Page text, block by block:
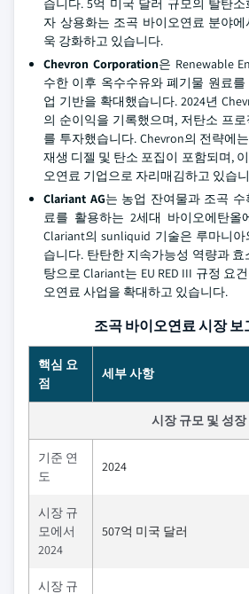
습니다. 5억 미국 달러 규모의 탈탄
자 상용화는 조곡 바이오연료 분야에
욱 강화하고 있습니다.
Chevron Corporation은 Renewable
수한 이후 옥수수유와 폐기물 원료
업 기반을 확대했습니다. 2024년
의 순이익을 기록했으며, 저탄소 프
를 투자했습니다. Chevron의 전략에
재생 디젤 및 탄소 포집이 포함되며,
오연료 기업으로 자리매김하고 있습
Clariant AG는 농업 잔여물과 조곡
료를 활용하는 2세대 바이오에탄올
Clariant의 sunliquid 기술은 루마니
습니다. 탄탄한 지속가능성 역량과
탕으로 Clariant는 EU RED III 규정 요
오연료 사업을 확대하고 있습니다.
조곡 바이오연료 시장 보
핵심 요
점
세부 사항
시장 규모 및 성장
기준 연
도
2024
시장 규
모에서
2024
507억 미국 달러
시장 규